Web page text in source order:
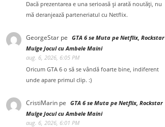
Dacă prezentarea e una serioasă și arată noutăți, nu
mă deranjează parteneriatul cu Netflix.
GeorgeStar pe GTA 6 se Muta pe Netflix, Rockstar
Mulge Jocul cu Ambele Maini
aug. 6, 2026, 6:05 PM
Oricum GTA 6 o să se vândă foarte bine, indiferent
unde apare primul clip. :)
CristiMarin pe GTA 6 se Muta pe Netflix, Rockstar
Mulge Jocul cu Ambele Maini
aug. 6, 2026, 6:01 PM